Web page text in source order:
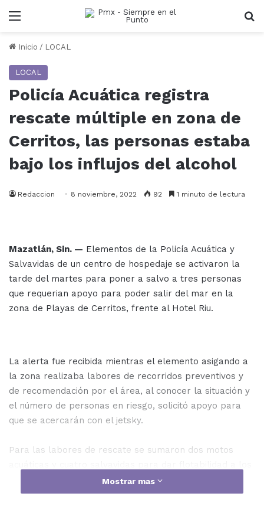
Menu
Inicio / LOCAL
LOCAL
Policía Acuática registra
rescate múltiple en zona de
Cerritos, las personas estaba
bajo los influjos del alcohol
Redaccion 8 noviembre, 2022 92 1 minuto de lectura
Mazatlán, Sin. — Elementos de la Policía Acuática y
Salvavidas de un centro de hospedaje se activaron la
tarde del martes para poner a salvo a tres personas
que requerian apoyo para poder salir del mar en la
zona de Playas de Cerritos, frente al Hotel Riu.
La alerta fue recibida mientras el elemento asigando a
la zona realizaba labores de recorridos preventivos y
de recomendación por el área, al conocer la situación y
el número de personas en riesgo, solicitó apoyo para
que se acercarán con el jetsky.
Para las labores de rescate se sumaron dos motos
dos hombres y la mujer que luego de estar en tierra
firme se percataron que estaban bajo los influjos del
Mostrar mas